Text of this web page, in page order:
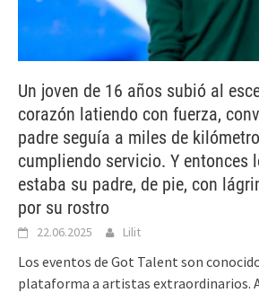
Un joven de 16 años subió al
corazón latiendo con fuerza,
padre seguía a miles de
cumpliendo servicio. Y
estaba su padre, de pie, con
por su rostro
22.06.2025 Lilit
Los eventos de Got Talent son
plataforma a artistas extraordinarios.